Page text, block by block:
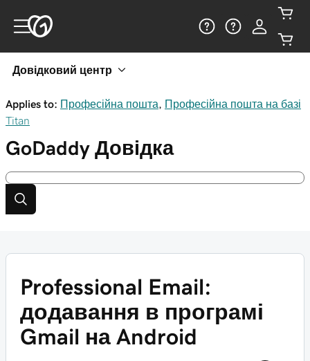
Довідковий центр
Applies to: Професійна пошта
Професійна пошта на базі
Titan
GoDaddy Довідка
Professional Email:
додавання в програмі
Gmail на Android